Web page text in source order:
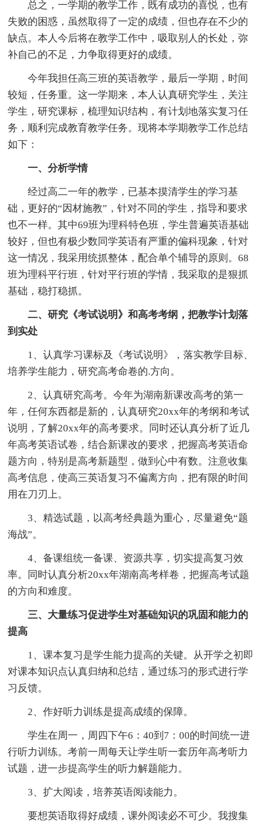
总之，一学期的教学工作，既有成功的喜悦，也有
失败的困惑，虽然取得了一定的成绩，但也存在不少的
缺点。本人今后将在教学工作中，吸取别人的长处，弥
补自己的不足，力争取得更好的成绩。
今年我担任高三班的英语教学，最后一学期，时间
较短，任务重。这一学期来，本人认真研究学生，关注
学生，研究课标，梳理知识结构，有计划地落实复习任
务，顺利完成教育教学任务。现将本学期教学工作总结
如下：
一、分析学情
经过高二一年的教学，已基本摸清学生的学习基
础，更好的“因材施教”，针对不同的学生，指导和要求
也不一样。其中69班为理科特色班，学生普遍英语基础
较好，但也有极少数同学英语有严重的偏科现象，针对
这一情况，我采用统抓整体，配合单个辅导的原则。68
班为理科平行班，针对平行班的学情，我采取的是狠抓
基础，稳打稳抓。
二、研究《考试说明》和高考考纲，把教学计划落
到实处
1、认真学习课标及《考试说明》，落实教学目标、
培养学生能力，研究高考命卷的.方向。
2、认真研究高考。今年为湖南新课改高考的第一
年，任何东西都是新的，认真研究20xx年的考纲和考试
说明，了解20xx年的高考要求。同时还认真分析了近几
年高考英语试卷，结合新课改的要求，把握高考英语命
题方向，特别是高考新题型，做到心中有数。注意收集
高考信息，使高三英语复习不偏离方向，把有限的时间
用在刀刃上。
3、精选试题，以高考经典题为重心，尽量避免“题
海战”。
4、备课组统一备课、资源共享，切实提高复习效
率。同时认真分析20xx年湖南高考样卷，把握高考试题
的方向和难度。
三、大量练习促进学生对基础知识的巩固和能力的
提高
1、课本复习是学生能力提高的关键。从开学之初即
对课本知识点认真归纳和总结，通过练习的形式进行学
习反馈。
2、作好听力训练是提高成绩的保障。
学生在周一，周四下午6：40到7：00的时间统一进
行听力训练。考前一周每天让学生听一套历年高考听力
试题，进一步提高学生的听力解题能力。
3、扩大阅读，培养英语阅读能力。
要想英语取得好成绩，课外阅读必不可少。我搜集